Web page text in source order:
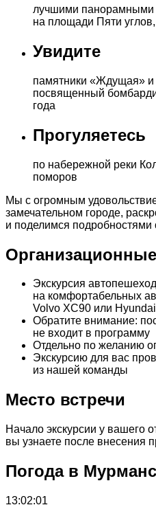
лучшими панорамными
на площади Пяти углов,
Увидите
памятники «Ждущая» и
посвященный
года
Прогуляетесь
по набережной реки
поморов
Мы с огромным
замечательном городе,
и поделимся подробностями
Экскурсия
на комфортабельных
Volvo XC90 или
Обратите внимание:
не входит в программу
Отдельно по желанию
Экскурсию для вас
из нашей команды
Место встречи
Начало экскурсии у вашего
вы узнаете после внесения
Погода в
13:02:01